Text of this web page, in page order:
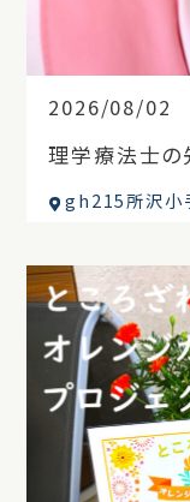
2026/08/02
理学療法士の
gh215所沢小